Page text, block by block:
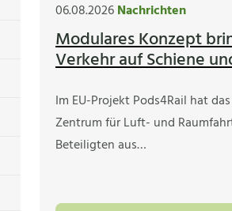
06.08.2026Nachrichten
Modulares Konzept
Verkehr auf Schiene
Im EU-Projekt Pods4Rail hat
Zentrum für Luft- und
Beteiligten aus…